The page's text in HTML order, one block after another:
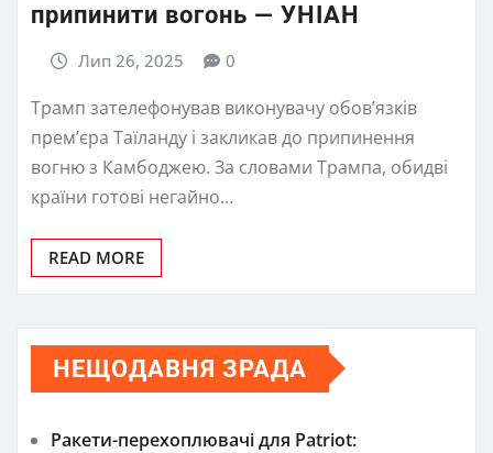
припинити вогонь — УНІАН
Лип 26, 2025 0
Трамп зателефонував виконувачу обов’язків
прем’єра Таїланду і закликав до припинення
вогню з Камбоджею. За словами Трампа, обидві
країни готові негайно…
READ MORE
НЕЩОДАВНЯ ЗРАДА
Ракети-перехоплювачі для Patriot: